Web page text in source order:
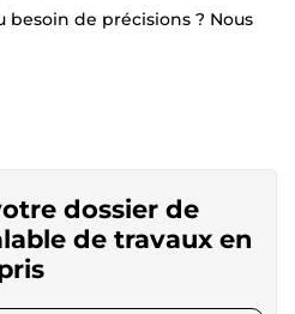
besoin de précisions ? Nous
dossier de
de travaux en